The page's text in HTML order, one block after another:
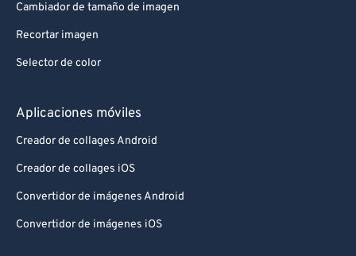
Cambiador de tamaño de imagen
Recortar imagen
Selector de color
Aplicaciones móviles
Creador de collages Android
Creador de collages iOS
Convertidor de imágenes Android
Convertidor de imágenes iOS